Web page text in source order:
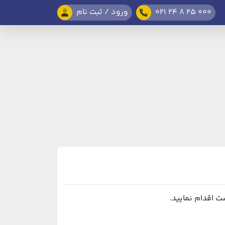
021 24 8 25 000 ورود / ثبت نام